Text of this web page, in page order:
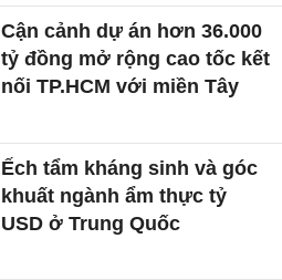
Cận cảnh dự án hơn 36.000
tỷ đồng mở rộng cao tốc kết
nối TP.HCM với miền Tây
Ếch tẩm kháng sinh và góc
khuất ngành ẩm thực tỷ
USD ở Trung Quốc